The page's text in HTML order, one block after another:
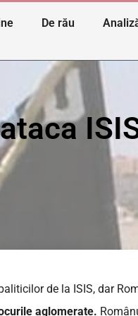
De rău
de la ISIS, dar
aglomerate.